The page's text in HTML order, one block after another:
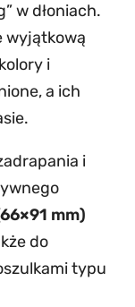
w dłoniach.
wyjątkową
i
a ich
i
mm)
do
typu